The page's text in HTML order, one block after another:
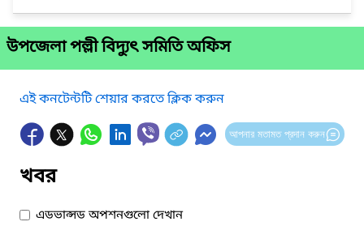
উপজেলা পল্লী বিদ্যুৎ সমিতি অফিস
এই কনটেন্টটি শেয়ার করতে ক্লিক করুন
আপনার মতামত প্রদান করুন
খবর
এডভান্সড অপশনগুলো দেখান